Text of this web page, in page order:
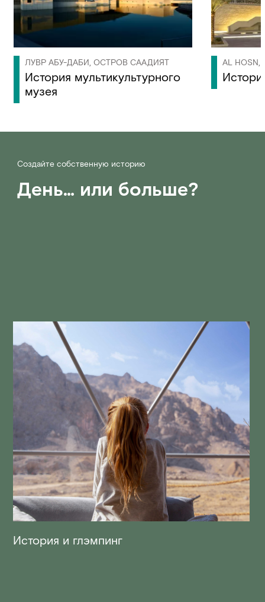
ЛУВР АБУ-ДАБИ, ОСТРОВ СААДИЯТ
История мультикультурного
музея
AL
Создайте собственную историю
День… или больше?
История и глэмпинг